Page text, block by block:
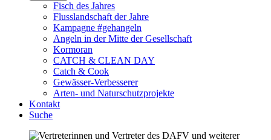
Fisch des Jahres
Flusslandschaft der Jahre
Kampagne #gehangeln
Angeln in der Mitte der Gesellschaft
Kormoran
CATCH & CLEAN DAY
Catch & Cook
Gewässer-Verbesserer
Arten- und Naturschutzprojekte
Kontakt
Suche